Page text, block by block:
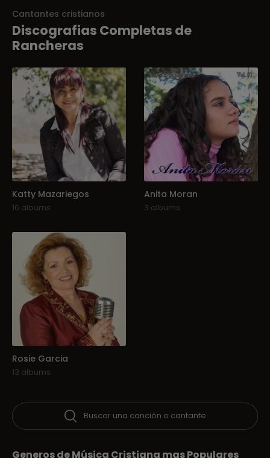
Cantantes cristianos
Discografias Completas de
Rancheras
Katty Mazariegos
16 albums
Anita Moran
3 albums
Rosie Garcia
13 albums
Buscar una canción o cantante
Generos de Música Cristiana mas Populares